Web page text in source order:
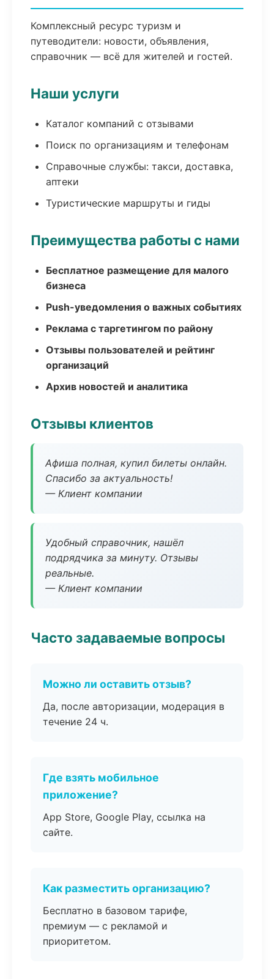
Комплексный ресурс туризм и
путеводители: новости, объявления,
справочник — всё для жителей и гостей.
Наши услуги
Каталог компаний с отзывами
Поиск по организациям и телефонам
Справочные службы: такси, доставка,
аптеки
Туристические маршруты и гиды
Преимущества работы с нами
Бесплатное размещение для малого
бизнеса
Push-уведомления о важных событиях
Реклама с таргетингом по району
Отзывы пользователей и рейтинг
организаций
Архив новостей и аналитика
Отзывы клиентов
Афиша полная, купил билеты онлайн.
Спасибо за актуальность!
— Клиент компании
Удобный справочник, нашёл
подрядчика за минуту. Отзывы
реальные.
— Клиент компании
Часто задаваемые вопросы
Можно ли оставить отзыв?
Да, после авторизации, модерация в
течение 24 ч.
Где взять мобильное
приложение?
App Store, Google Play, ссылка на
сайте.
Как разместить организацию?
Бесплатно в базовом тарифе,
премиум — с рекламой и
приоритетом.